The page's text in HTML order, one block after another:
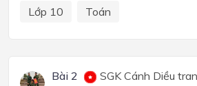
Lớp 10 Toán
Bài 2 SGK Cánh Diều